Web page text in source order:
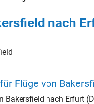
nach
Flüge von
Bakersfield nach Erfurt